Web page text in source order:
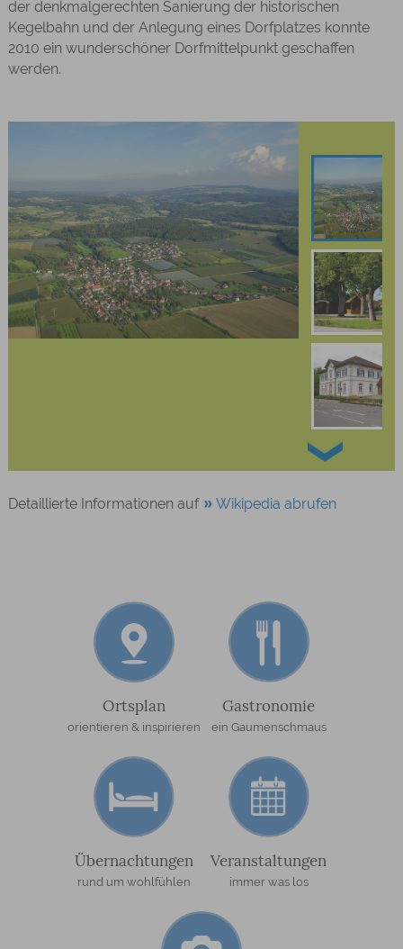
der denkmalgerechten Sanierung der historischen
Kegelbahn und der Anlegung eines Dorfplatzes konnte
2010 ein wunderschöner Dorfmittelpunkt geschaffen
werden.
Detaillierte Informationen auf Wikipedia abrufen
Ortsplan
orientieren & inspirieren
Gastronomie
ein Gaumenschmaus
Übernachtungen
rund um wohlfühlen
Veranstaltungen
immer was los